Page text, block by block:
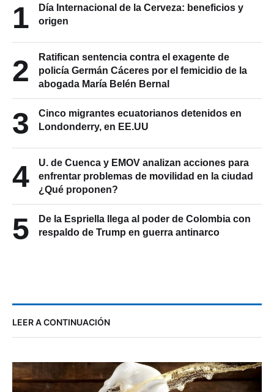
1
Día Internacional de la Cerveza: beneficios y
origen
2
Ratifican sentencia contra el exagente de
policía Germán Cáceres por el femicidio de la
abogada María Belén Bernal
3
Cinco migrantes ecuatorianos detenidos en
Londonderry, en EE.UU
4
U. de Cuenca y EMOV analizan acciones para
enfrentar problemas de movilidad en la ciudad
¿Qué proponen?
5
De la Espriella llega al poder de Colombia con
respaldo de Trump en guerra antinarco
LEER A CONTINUACIÓN